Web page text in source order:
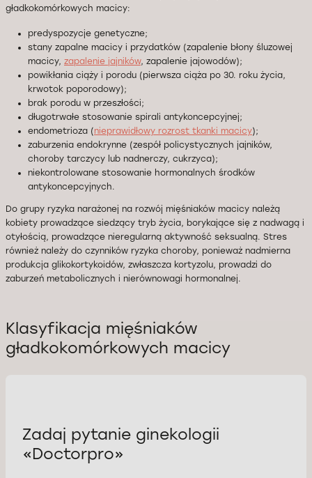
gładkokomórkowych macicy:
predyspozycje genetyczne;
stany zapalne macicy i przydatków (zapalenie błony śluzowej
macicy, zapalenie jajników, zapalenie jajowodów);
powikłania ciąży i porodu (pierwsza ciąża po 30. roku życia,
krwotok poporodowy);
brak porodu w przeszłości;
długotrwałe stosowanie spirali antykoncepcyjnej;
endometrioza (nieprawidłowy rozrost tkanki macicy);
zaburzenia endokrynne (zespół policystycznych jajników,
choroby tarczycy lub nadnerczy, cukrzyca);
niekontrolowane stosowanie hormonalnych środków
antykoncepcyjnych.
Do grupy ryzyka narażonej na rozwój mięśniaków macicy należą
kobiety prowadzące siedzący tryb życia, borykające się z nadwagą i
otyłością, prowadzące nieregularną aktywność seksualną. Stres
również należy do czynników ryzyka choroby, ponieważ nadmierna
produkcja glikokortykoidów, zwłaszcza kortyzolu, prowadzi do
zaburzeń metabolicznych i nierównowagi hormonalnej.
Klasyfikacja mięśniaków
gładkokomórkowych macicy
Zadaj pytanie ginekologii
«Doctorpro»